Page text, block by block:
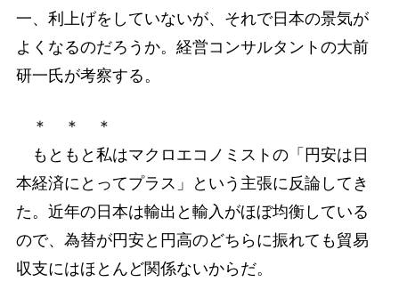
一、利上げをしていないが、それで日本の景気が
よくなるのだろうか。経営コンサルタントの大前
研一氏が考察する。
＊ ＊ ＊
もともと私はマクロエコノミストの「円安は日
本経済にとってプラス」という主張に反論してき
た。近年の日本は輸出と輸入がほぼ均衡している
ので、為替が円安と円高のどちらに振れても貿易
収支にはほとんど関係ないからだ。